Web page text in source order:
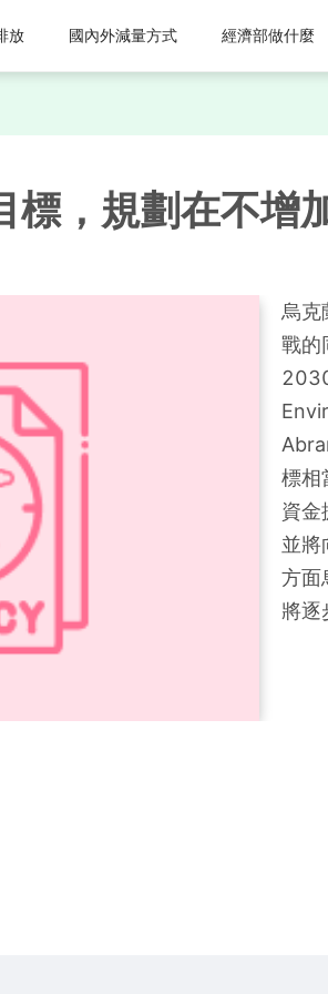
放 國內外減量方式 經濟部做什麼
標，規劃在不增
烏克
戰的
標相
資金
並將
方面
將逐